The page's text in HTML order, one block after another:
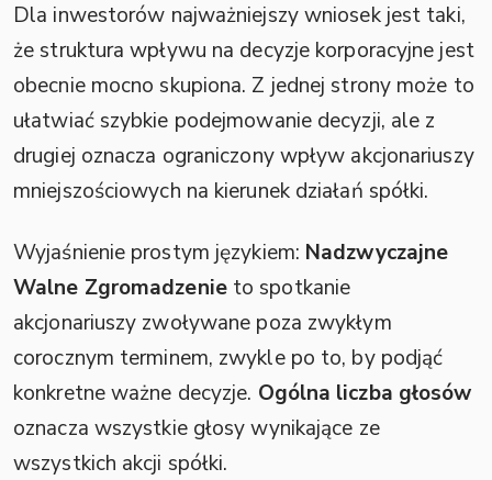
Dla inwestorów najważniejszy wniosek jest taki,
że struktura wpływu na decyzje korporacyjne jest
obecnie mocno skupiona. Z jednej strony może to
ułatwiać szybkie podejmowanie decyzji, ale z
drugiej oznacza ograniczony wpływ akcjonariuszy
mniejszościowych na kierunek działań spółki.
Wyjaśnienie prostym językiem: Nadzwyczajne
Walne Zgromadzenieto spotkanie
akcjonariuszy zwoływane poza zwykłym
corocznym terminem, zwykle po to, by podjąć
konkretne ważne decyzje. Ogólna liczba głosów
oznacza wszystkie głosy wynikające ze
wszystkich akcji spółki.